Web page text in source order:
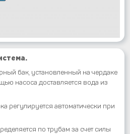
бак, установленный на чердаке
насоса доставляется вода из
регулируется автоматически при
по трубам за счет силы